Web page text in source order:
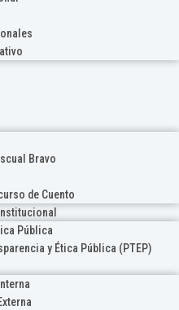
Bravo
de Cuento
Pública
y Ética Pública (PTEP)